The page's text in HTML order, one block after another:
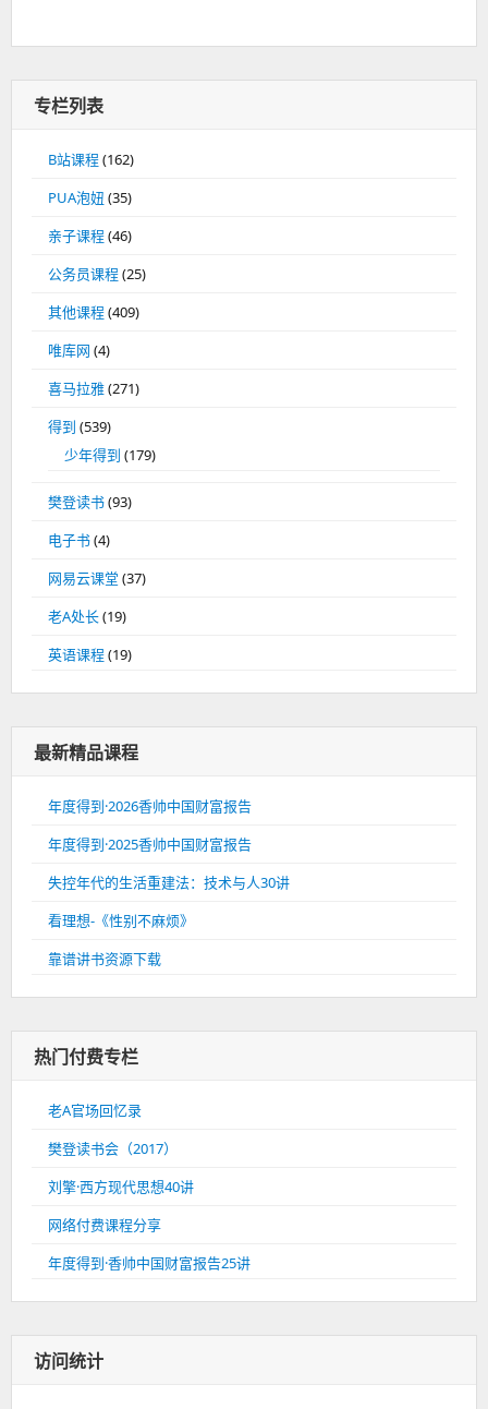
专栏列表
B站课程(162)
PUA泡妞 (35)
亲子课程(46)
公务员课程(25)
其他课程(409)
唯库网 (4)
喜马拉雅(271)
得到 (539)
少年得到 (179)
樊登读书(93)
电子书(4)
网易云课堂 (37)
老A处长(19)
英语课程(19)
最新精品课程
年度得到·2026香帅中国财富报告
年度得到·2025香帅中国财富报告
失控年代的生活重建法：技术与人30讲
看理想-《性别不麻烦》
靠谱讲书资源下载
热门付费专栏
老A官场回忆录
樊登读书会（2017）
刘擎·西方现代思想40讲
网络付费课程分享
年度得到·香帅中国财富报告25讲
访问统计